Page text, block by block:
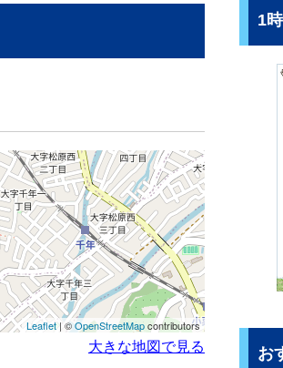
Leaflet | ©OpenStreetMapcontributors
大きな地図で見る
1
お